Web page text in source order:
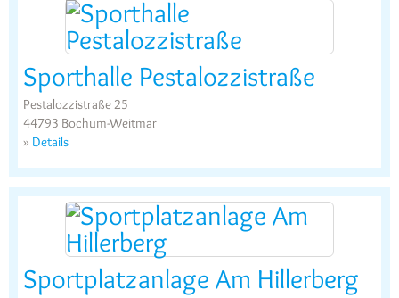
Sporthalle Pestalozzistraße
Pestalozzistraße 25
44793 Bochum-Weitmar
» Details
Sportplatzanlage Am Hillerberg